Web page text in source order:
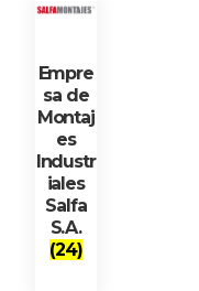
Empre
sa de
Montaj
es
Industr
iales
Salfa
S.A.
(24)